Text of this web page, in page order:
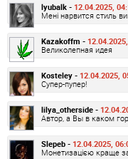
lyubalk - 12.04.2025,
Мені нарвится стиль
Kazakoffm -
Великолепная идея
Kosteley - 12.04.2025,
Супер-пупер!
lilya_otherside -
Автор, а Вы в каком
Slepeb - 12.04.2025,
Монетизацією краще